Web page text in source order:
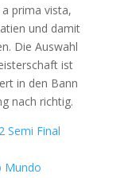
prima vista,
und damit
Die Auswahl
ist
in den Bann
nach richtig.
Semi Final
Mundo